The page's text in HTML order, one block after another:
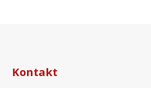
Kontakt